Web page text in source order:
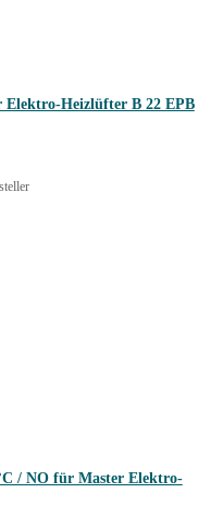
Elektro-Heizlüfter B 22 EPB
/ NO für Master Elektro-